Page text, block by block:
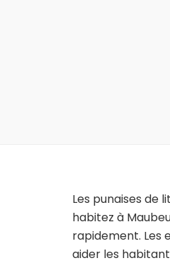
Les punaises de
habitez à
rapidement. Les
aider les